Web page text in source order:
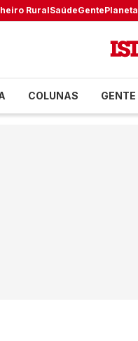
RuralSaúdeGentePlaneta
COLUNAS GENTE